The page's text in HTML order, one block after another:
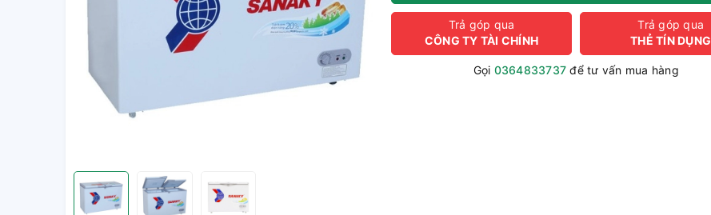
Trả góp qua
CÔNG TY TÀI CHÍNH
Trả góp qua
THẺ TÍN DỤNG
Gọi 0364833737 để tư vấn mua hàng